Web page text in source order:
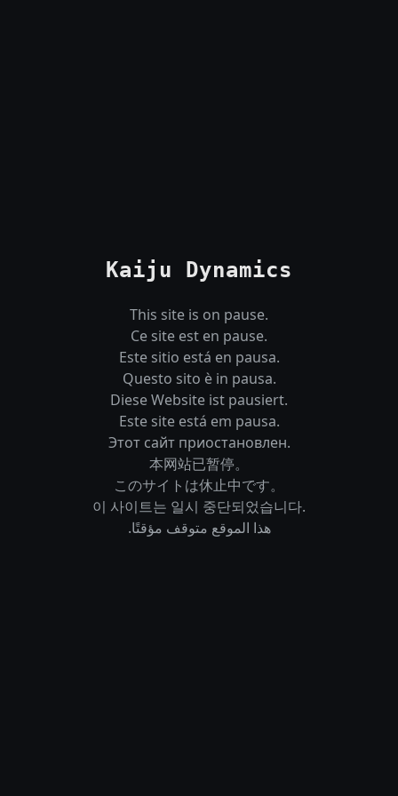
Kaiju Dynamics
This site is on pause.
Ce site est en pause.
Este sitio está en pausa.
Questo sito è in pausa.
Diese Website ist pausiert.
Este site está em pausa.
Этот сайт приостановлен.
本网站已暂停。
このサイトは休止中です。
이 사이트는 일시 중단되었습니다.
هذا الموقع متوقف مؤقتًا.